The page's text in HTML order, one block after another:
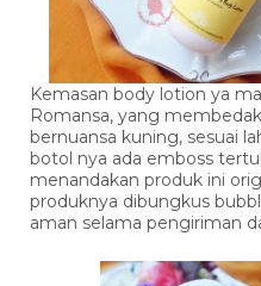
Kemasan body lotion ya
Romansa, yang
bernuansa kuning, sesuai
botol nya ada emboss
menandakan produk ini
produknya dibungkus
aman selama pengiriman